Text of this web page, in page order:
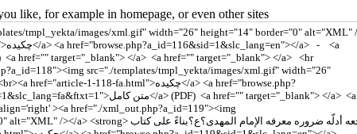
like, for example in homepage, or even other sites